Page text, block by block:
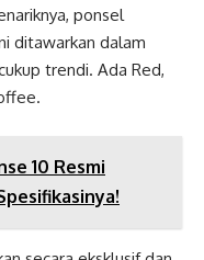
ponsel
ditawarkan dalam
trendi. Ada Red,
10 Resmi